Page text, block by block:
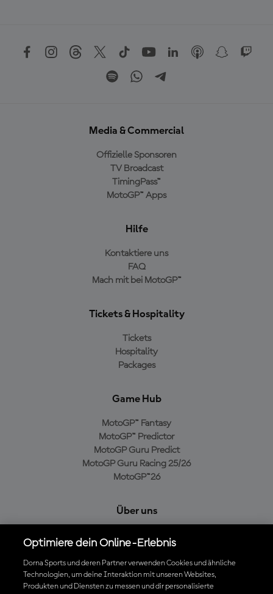
Media & Commercial
Offizielle Sponsoren
TV Broadcast
TimingPass™
MotoGP™ Apps
Hilfe
Kontaktiere uns
FAQ
Mach mit bei MotoGP™
Tickets & Hospitality
Tickets
Hospitality
Packages
Game Hub
MotoGP™ Fantasy
MotoGP™ Predictor
MotoGP Guru Predict
MotoGP Guru Racing 25/26
MotoGP™26
Über uns
Cookie-Richtlinien
Geschäftsbedingungen
Datenschutzrichtlinien
Kaufrichtlinie
Optimiere dein Online-Erlebnis
Dorna Sports und deren Partner verwenden Cookies und ähnliche
Technologien, um deine Interaktion mit unseren Websites,
Produkten und Diensten zu messen und dir personalisierte